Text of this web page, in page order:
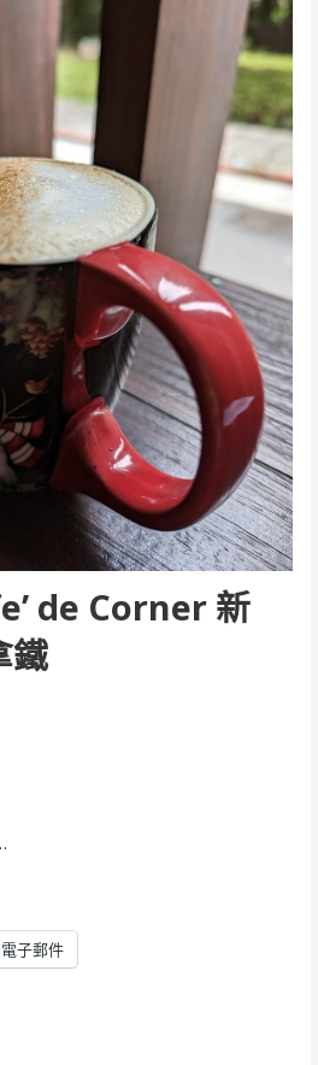
de Corner 新
鐵
電子郵件